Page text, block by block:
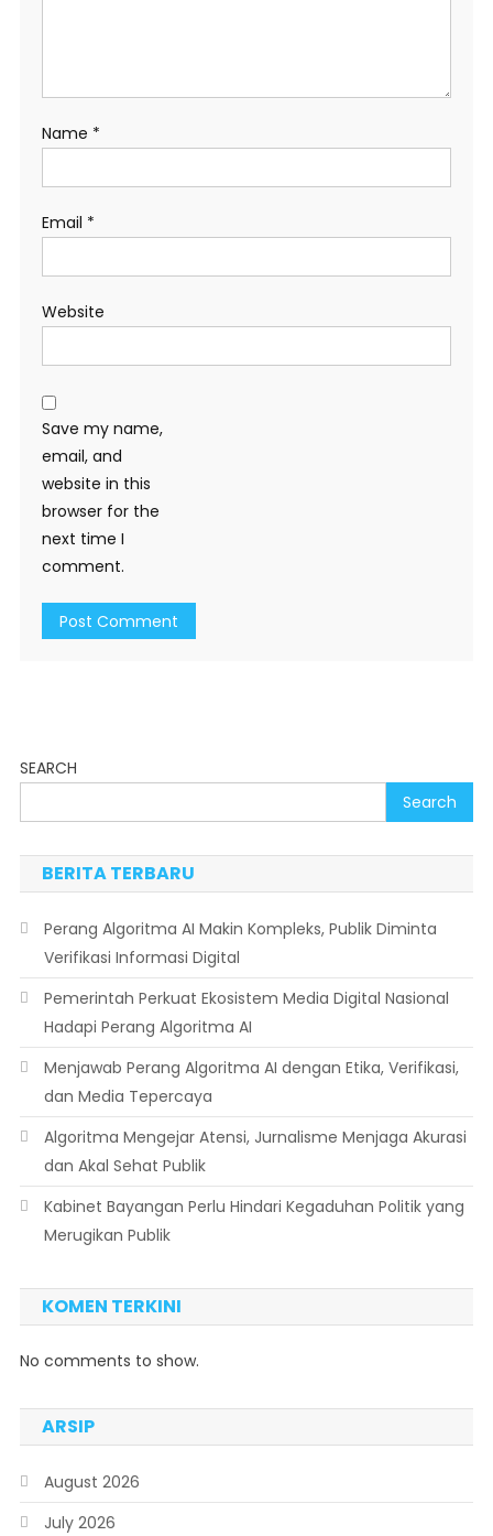
Name *
Email *
Website
Save my name,
email, and
website in this
browser for the
next time I
comment.
SEARCH
Search
BERITA TERBARU
Perang Algoritma AI Makin Kompleks, Publik Diminta
Verifikasi Informasi Digital
Pemerintah Perkuat Ekosistem Media Digital Nasional
Hadapi Perang Algoritma AI
Menjawab Perang Algoritma AI dengan Etika, Verifikasi,
dan Media Tepercaya
Algoritma Mengejar Atensi, Jurnalisme Menjaga Akurasi
dan Akal Sehat Publik
Kabinet Bayangan Perlu Hindari Kegaduhan Politik yang
Merugikan Publik
KOMEN TERKINI
No comments to show.
ARSIP
August 2026
July 2026